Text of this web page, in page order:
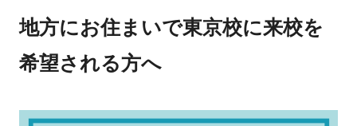
地方にお住まいで東京校に来校を
希望される方へ